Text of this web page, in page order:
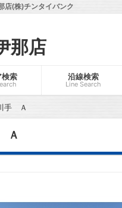
(株)チンタイバンク
那店
検索 沿線検索
Line Search
手 Ａ
Ａ